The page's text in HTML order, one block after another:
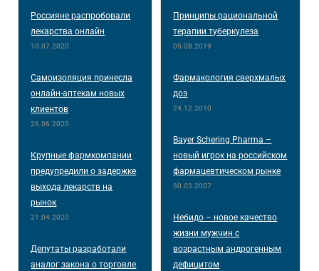
Россияне распробовали
лекарства онлайн
10.07.2020
Самоизоляция принесла
онлайн-аптекам новых
клиентов
26.06.2020
Крупные фармкомпании
предупредили о задержке
выхода лекарств на
рынок
21.04.2020
Депутаты разработали
аналог закона о торговле
Принципы рациональной
терапии туберкулеза
05.08.2019
Фармакология сверхмалых
доз
24.12.2010
Bayer Schering Pharma –
новый игрок на российском
фармацевтическом рынке
30.03.2007
Небидо – новое качество
жизни мужчин с
возрастным андрогенным
дефицитом